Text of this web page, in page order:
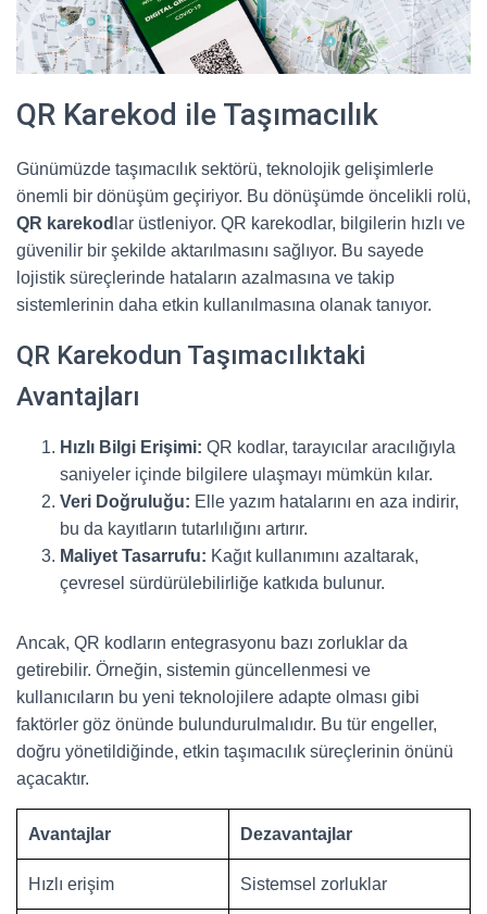
QR Karekod ile Taşımacılık
Günümüzde taşımacılık sektörü, teknolojik gelişimlerle
önemli bir dönüşüm geçiriyor. Bu dönüşümde öncelikli rolü,
QR karekod lar üstleniyor. QR karekodlar, bilgilerin hızlı ve
güvenilir bir şekilde aktarılmasını sağlıyor. Bu sayede
lojistik süreçlerinde hataların azalmasına ve takip
sistemlerinin daha etkin kullanılmasına olanak tanıyor.
QR Karekodun Taşımacılıktaki
Avantajları
Hızlı Bilgi Erişimi: QR kodlar, tarayıcılar aracılığıyla
saniyeler içinde bilgilere ulaşmayı mümkün kılar.
Veri Doğruluğu: Elle yazım hatalarını en aza indirir,
bu da kayıtların tutarlılığını artırır.
Maliyet Tasarrufu: Kağıt kullanımını azaltarak,
çevresel sürdürülebilirliğe katkıda bulunur.
Ancak, QR kodların entegrasyonu bazı zorluklar da
getirebilir. Örneğin, sistemin güncellenmesi ve
kullanıcıların bu yeni teknolojilere adapte olması gibi
faktörler göz önünde bulundurulmalıdır. Bu tür engeller,
doğru yönetildiğinde, etkin taşımacılık süreçlerinin önünü
açacaktır.
Avantajlar Dezavantajlar
Hızlı erişim Sistemsel zorluklar